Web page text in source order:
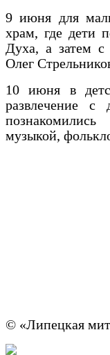
9 июня для
храм, где дети
Духа, а затем с
Олег
10 июня в
развлечение с
музыкой,
© «Липецкая